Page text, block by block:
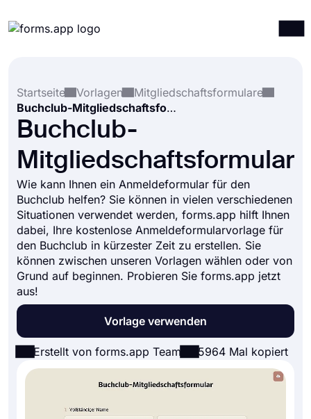
Integrationen
Vorlagen
Ressourcen
Preise
Startseite
Vorlagen
Mitgliedschaftsformulare
Buchclub-Mitgliedschaftsformular
Buchclub-
Mitgliedschaftsformular
Wie kann Ihnen ein Anmeldeformular für den
Buchclub helfen? Sie können in vielen verschiedenen
Situationen verwendet werden, forms.app hilft Ihnen
dabei, Ihre kostenlose Anmeldeformularvorlage für
den Buchclub in kürzester Zeit zu erstellen. Sie
können zwischen unseren Vorlagen wählen oder von
Grund auf beginnen. Probieren Sie forms.app jetzt
aus!
Vorlage verwenden
Erstellt von forms.app Team 5964 Mal kopiert